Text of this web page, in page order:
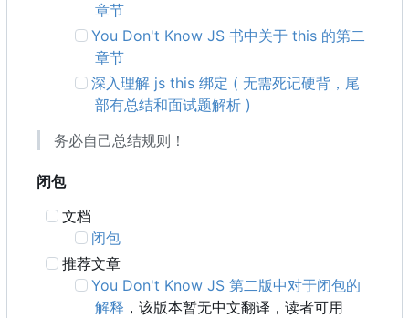
章节
You Don't Know JS 书中关于 this 的第二
章节
深入理解 js this 绑定 ( 无需死记硬背，尾
部有总结和面试题解析 )
务必自己总结规则！
闭包
文档
闭包
推荐文章
You Don't Know JS 第二版中对于闭包的
解释 ，该版本暂无中文翻译，读者可用